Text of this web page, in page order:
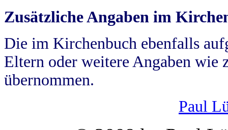
Zusätzliche Angaben im
Die im Kirchenbuch ebenfalls
Eltern oder weitere Angaben wie
übernommen.
Paul